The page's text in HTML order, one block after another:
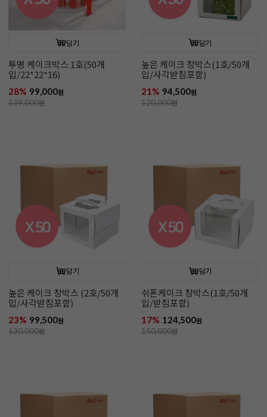
담기
투명 케이크박스 1호(50개
입/22*22*16)
28% 99,000원
139,000원
담기
높은 케이크 창박스(1호/50개
입/사각받침포함)
21% 94,500원
120,000원
담기
높은 케이크 창박스 (2호/50개
입/사각받침포함)
23% 99,500원
130,000원
담기
쉬폰케이크 창박스(1호/50개
입/받침포함)
17% 124,500원
150,000원